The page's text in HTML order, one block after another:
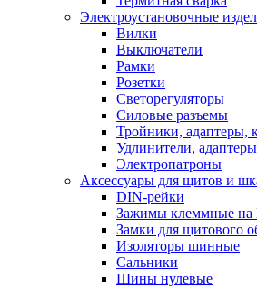
Электроустановочные
Вилки
Выключатели
Рамки
Розетки
Светорегуляторы
Силовые разъемы
Тройники, адаптеры,
Удлинители, адаптеры
Электропатроны
Аксессуары для щитов и
DIN-рейки
Зажимы клеммные на
Замки для щитового
Изоляторы шинные
Сальники
Шины нулевые